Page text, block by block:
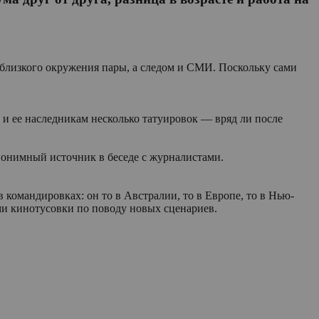
окружения пары, а следом и СМИ. Поскольку сами
наследникам несколько татуировок — вряд ли после
источник в беседе с журналистами.
командировках: он то в Австралии, то в Европе, то в Нью-
кинотусовки по поводу новых сценариев.